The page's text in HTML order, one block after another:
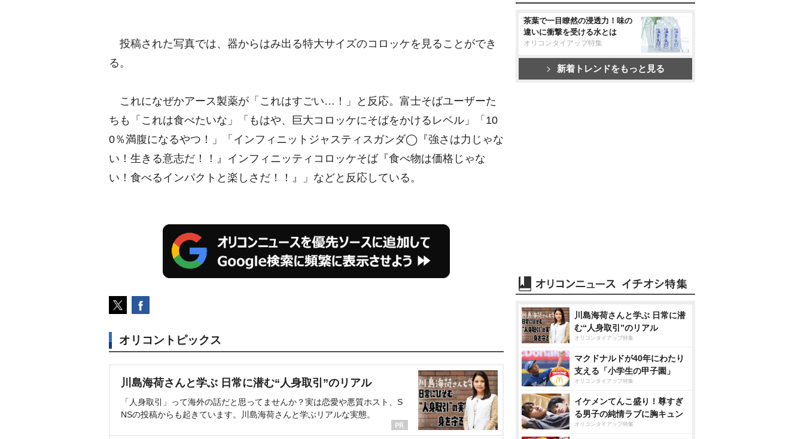
u
投稿された写真では、器からはみ出る特大サイズのコロッケを見ることができ
る。
これになぜかアース製薬が「これはすごい…！」と反応。富士そばユーザーた
ちも「これは食べたいな」「もはや、巨大コロッケにそばをかけるレベル」「10
0％満腹になるやつ！」「インフィニットジャスティスガンダ◯『強さは力じゃな
い！生きる意志だ！！』インフィニッティコロッケそば『食べ物は価格じゃな
い！食べるインパクトと楽しさだ！！』」などと反応している。
オリコントピックス
川島海荷さんと学ぶ 日常に潜む“人身取引”のリアル
「人身取引」って海外の話だと思ってませんか？実は恋愛や悪質ホスト、S
NSの投稿からも起きています。川島海荷さんと学ぶリアルな実態。
茶葉で一目瞭然の浸透力！味の
違いに衝撃を受ける水とは
オリコンタイアップ特集
新着トレンドをもっと見る
川島海荷さんと学ぶ 日常に潜
む“人身取引”のリアル
オリコンタイアップ特集
マクドナルドが40年にわたり
支える「小学生の甲子園」
オリコンタイアップ特集
イケメンてんこ盛り！尊すぎ
る男子の純情ラブに胸キュン
オリコンタイアップ特集